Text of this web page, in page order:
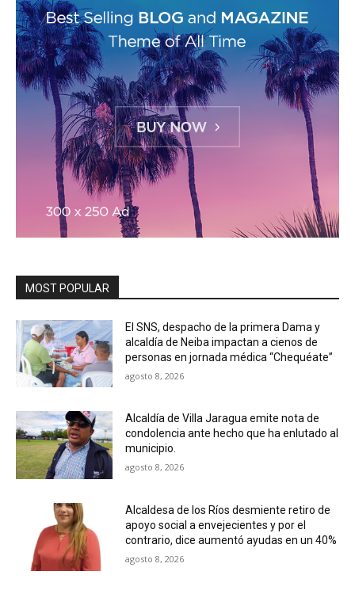
MOST POPULAR
El SNS, despacho de la primera Dama y
alcaldía de Neiba impactan a cienos de
personas en jornada médica “Chequéate”
agosto 8, 2026
Alcaldía de Villa Jaragua emite nota de
condolencia ante hecho que ha enlutado al
municipio.
agosto 8, 2026
Alcaldesa de los Ríos desmiente retiro de
apoyo social a envejecientes y por el
contrario, dice aumentó ayudas en un 40%
agosto 8, 2026